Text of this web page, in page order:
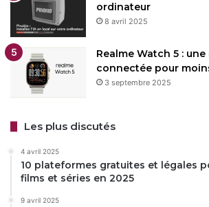
ordinateur
8 avril 2025
Realme Watch 5 :
connectée pour
3 septembre 2025
Les plus discutés
4 avril 2025
10 plateformes gratuites et légales
films et séries en 2025
9 avril 2025